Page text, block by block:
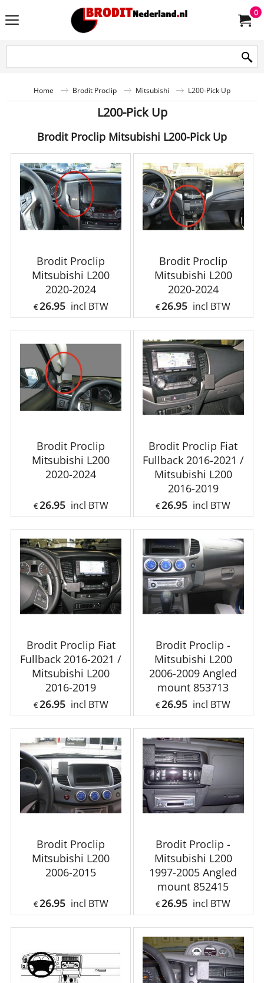
0
Home Brodit Proclip Mitsubishi L200-Pick Up
L200-Pick Up
Brodit Proclip Mitsubishi L200-Pick Up
Brodit Proclip
Mitsubishi L200
2020-2024
€ 26.95 incl BTW
Brodit Proclip
Mitsubishi L200
2020-2024
€ 26.95 incl BTW
Brodit Proclip
Mitsubishi L200
2020-2024
€ 26.95 incl BTW
Brodit Proclip Fiat
Fullback 2016-2021 /
Mitsubishi L200
2016-2019
€ 26.95 incl BTW
Brodit Proclip Fiat
Fullback 2016-2021 /
Mitsubishi L200
2016-2019
€ 26.95 incl BTW
Brodit Proclip -
Mitsubishi L200
2006-2009 Angled
mount 853713
€ 26.95 incl BTW
Brodit Proclip
Mitsubishi L200
2006-2015
€ 26.95 incl BTW
Brodit Proclip -
Mitsubishi L200
1997-2005 Angled
mount 852415
€ 26.95 incl BTW